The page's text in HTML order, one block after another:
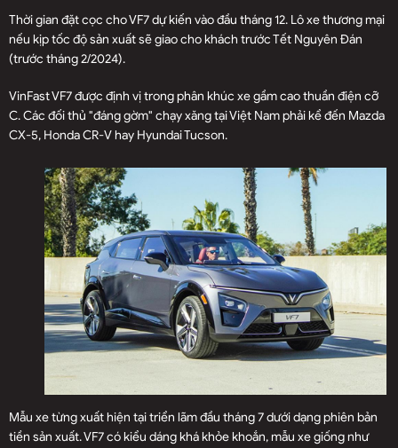
Thời gian đặt cọc cho VF7 dự kiến vào đầu tháng 12. Lô xe thương mại
nếu kịp tốc độ sản xuất sẽ giao cho khách trước Tết Nguyên Đán
(trước tháng 2/2024).
VinFast VF7 được định vị trong phân khúc xe gầm cao thuần điện cỡ
C. Các đối thủ "đáng gờm" chạy xăng tại Việt Nam phải kể đến Mazda
CX-5, Honda CR-V hay Hyundai Tucson.
Mẫu xe từng xuất hiện tại triển lãm đầu tháng 7 dưới dạng phiên bản
tiền sản xuất. VF7 có kiểu dáng khá khỏe khoắn, mẫu xe giống như